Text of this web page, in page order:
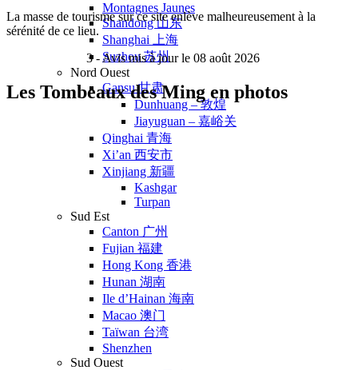
Montagnes Jaunes
Shandong 山东
Shanghai 上海
Suzhou 苏州
Nord Ouest
Gansu 甘肃
Dunhuang – 敦煌
Jiayuguan – 嘉峪关
Qinghai 青海
Xi’an 西安市
Xinjiang 新疆
Kashgar
Turpan
Sud Est
Canton 广州
Fujian 福建
Hong Kong 香港
Hunan 湖南
Ile d’Hainan 海南
Macao 澳门
Taïwan 台湾
Shenzhen
Sud Ouest
La masse de tourisme sur ce site enlève malheureusement à la
sérénité de ce lieu.
3- Avis mis à jour le 08 août 2026
Les Tombeaux des Ming en photos